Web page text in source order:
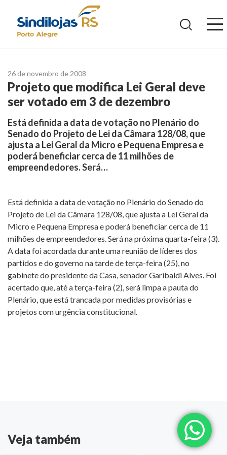
26 de novembro de 2008
Projeto que modifica Lei Geral deve
ser votado em 3 de dezembro
Está definida a data de votação no Plenário do
Senado do Projeto de Lei da Câmara 128/08, que
ajusta a Lei Geral da Micro e Pequena Empresa e
poderá beneficiar cerca de 11 milhões de
empreendedores. Será…
Está definida a data de votação no Plenário do Senado do
Projeto de Lei da Câmara 128/08, que ajusta a Lei Geral da
Micro e Pequena Empresa e poderá beneficiar cerca de 11
milhões de empreendedores. Será na próxima quarta-feira (3).
A data foi acordada durante uma reunião de líderes dos
partidos e do governo na tarde de terça-feira (25), no
gabinete do presidente da Casa, senador Garibaldi Alves. Foi
acertado que, até a terça-feira (2), será limpa a pauta do
Plenário, que está trancada por medidas provisórias e
projetos com urgência constitucional.
Veja também